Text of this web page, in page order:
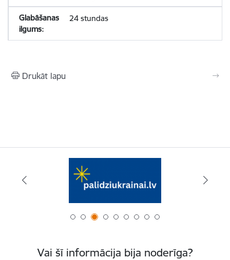
24 stundas
Drukāt lapu
Vai šī informācija bija noderīga?